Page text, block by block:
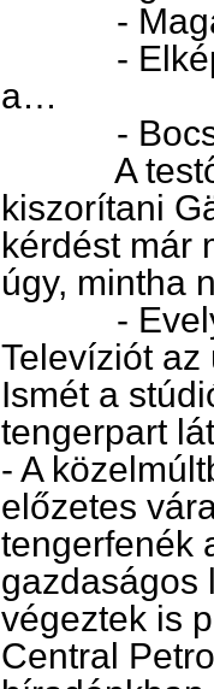
-
-
a…
-
A
kiszorítani
kérdést már
úgy, mintha
- Evelyn
Televíziót
Ismét a
tengerpart
- A
előzetes
tengerfenék
gazdaságos
végeztek is
Central